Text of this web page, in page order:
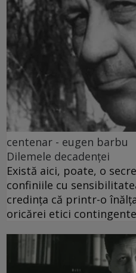
centenar - eugen barbu
Dilemele decadenței
Există aici, poate, o
confiniile cu
credința că printr-o
oricărei etici